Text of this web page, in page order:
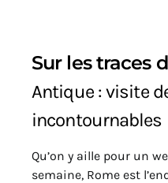
Sur les traces
Antique : visite
incontournables
Qu’on y aille pour un
semaine, Rome est